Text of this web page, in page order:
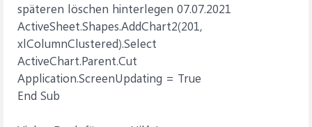
späteren löschen hinterlegen 07.07.2021
ActiveSheet.Shapes.AddChart2(201,
xlColumnClustered).Select
ActiveChart.Parent.Cut
Application.ScreenUpdating = True
End Sub